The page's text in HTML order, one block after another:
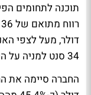
דולר, מעל לצפי
34 סנט למניה על הכנסות של 133.7 מיליון דולר.